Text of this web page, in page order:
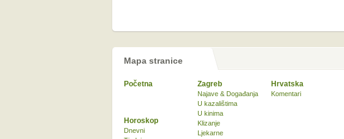
Mapa stranice
Početna Zagreb
Najave & Događanja
U kazalištima
U kinima
Klizanje
Ljekarne
Hrvatska
Komentari
Horoskop
Dnevni